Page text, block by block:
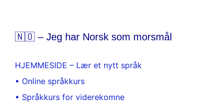
🇳🇴 – Jeg har Norsk som morsmål
HJEMMESIDE – Lær et nytt språk
• Online språkkurs
• Språkkurs for viderekomne